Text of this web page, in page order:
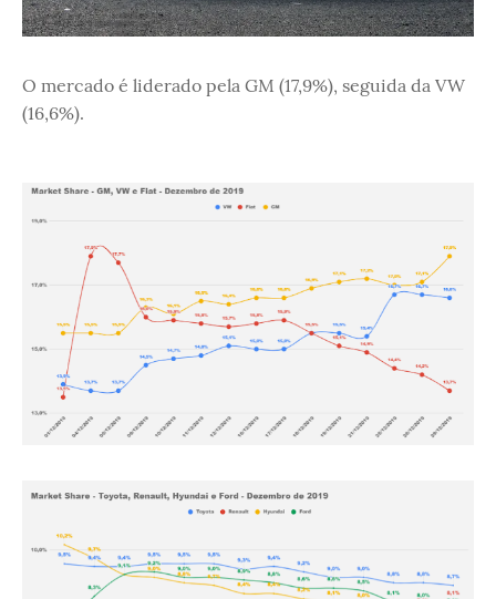
O mercado é liderado pela GM (17,9%), seguida da VW
(16,6%).